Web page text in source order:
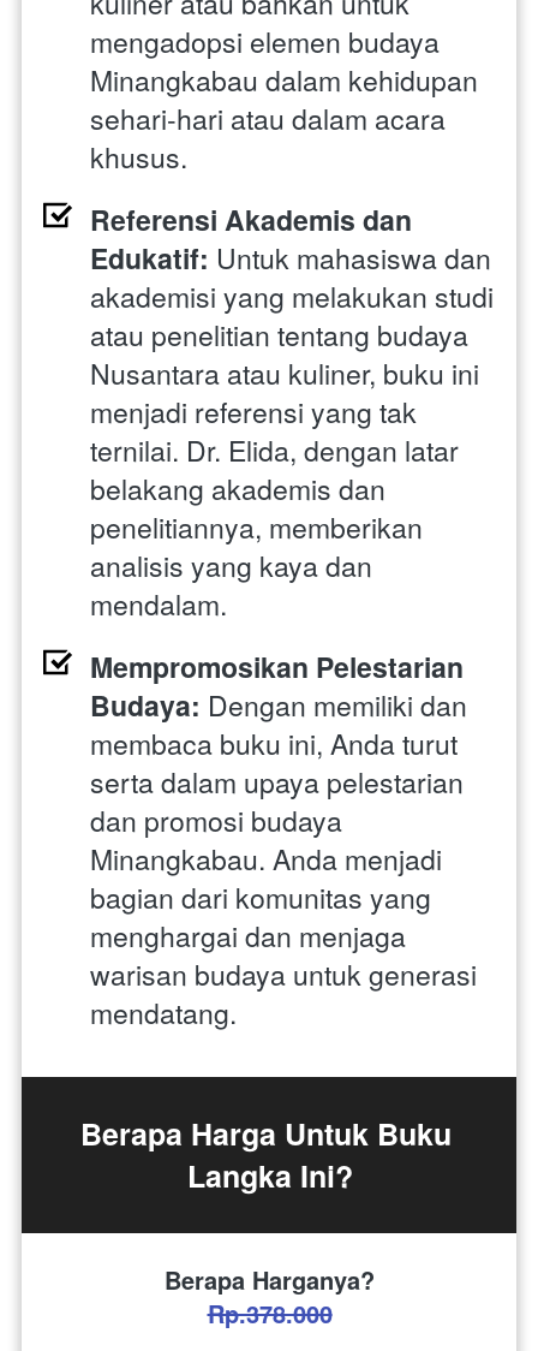
mengadopsi elemen budaya
Minangkabau dalam kehidupan
sehari-hari atau dalam acara
khusus.
Referensi Akademis dan
Edukatif: Untuk mahasiswa dan
akademisi yang melakukan studi
atau penelitian tentang budaya
Nusantara atau kuliner, buku ini
menjadi referensi yang tak
ternilai. Dr. Elida, dengan latar
belakang akademis dan
penelitiannya, memberikan
analisis yang kaya dan
mendalam.
Mempromosikan Pelestarian
Budaya: Dengan memiliki dan
membaca buku ini, Anda turut
serta dalam upaya pelestarian
dan promosi budaya
Minangkabau. Anda menjadi
bagian dari komunitas yang
menghargai dan menjaga
warisan budaya untuk generasi
mendatang.
Berapa Harga Untuk Buku
Langka Ini?
Berapa Harganya?
Rp.378.000